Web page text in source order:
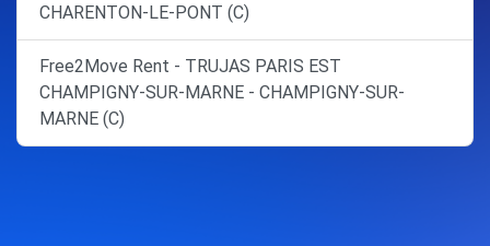
CHARENTON-LE-PONT (C)
Free2Move Rent - TRUJAS PARIS EST
CHAMPIGNY-SUR-MARNE - CHAMPIGNY-SUR-
MARNE (C)